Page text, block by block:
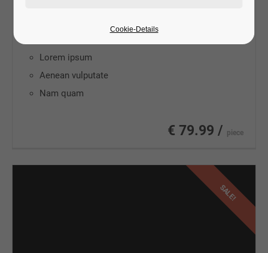
Lorem ipsum
Aenean vulputate
Nam quam
€ 79.99 / piece
SALE!
Cookie-Details